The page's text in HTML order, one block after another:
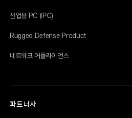
산업용 PC (IPC)
Rugged Defense Product
네트워크 어플라이언스
파트너사